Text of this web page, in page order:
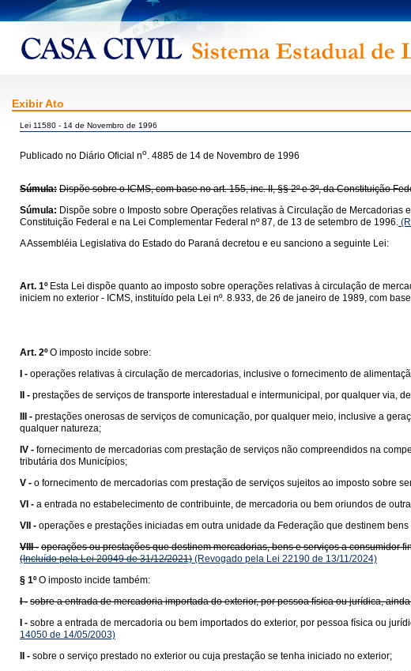
Exibir Ato
Lei 11580 - 14 de Novembro de 1996
Publicado no Diário Oficial no. 4885 de 14 de Novembro de 1996
Súmula: Dispõe sobre o ICMS, com base no art. 155, inc. II, §§ 2º e 3º, da Constituição
Súmula: Dispõe sobre o Imposto sobre Operações relativas à Circulação de
Constituição Federal e na Lei Complementar Federal nº 87, de 13 de setembro de 1996.
A Assembléia Legislativa do Estado do Paraná decretou e eu sanciono a seguinte Lei:
Art. 1º Esta Lei dispõe quanto ao imposto sobre operações relativas à circulação de
iniciem no exterior - ICMS, instituído pela Lei nº. 8.933, de 26 de janeiro de 1989, com
Art. 2º O imposto incide sobre:
I - operações relativas à circulação de mercadorias, inclusive o fornecimento de
II - prestações de serviços de transporte interestadual e intermunicipal, por qualquer via,
III - prestações onerosas de serviços de comunicação, por qualquer meio, inclusive a
qualquer natureza;
IV - fornecimento de mercadorias com prestação de serviços não compreendidos na
tributária dos Municípios;
V - o fornecimento de mercadorias com prestação de serviços sujeitos ao imposto sobre
VI - a entrada no estabelecimento de contribuinte, de mercadoria ou bem oriundos de
VII - operações e prestações iniciadas em outra unidade da Federação que destinem
VIII - operações ou prestações que destinem mercadorias, bens e serviços a consumidor
(Incluído pela Lei 20949 de 31/12/2021) (Revogado pela Lei 22190 de 13/11/2024)
§ 1º O imposto incide também:
I - sobre a entrada de mercadoria importada do exterior, por pessoa física ou jurídica,
I - sobre a entrada de mercadoria ou bem importados do exterior, por pessoa física ou
14050 de 14/05/2003)
II - sobre o serviço prestado no exterior ou cuja prestação se tenha iniciado no exterior;